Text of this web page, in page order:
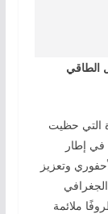
الطاقي
التي حظيت
في إطار
وتعزيز
ملائمة